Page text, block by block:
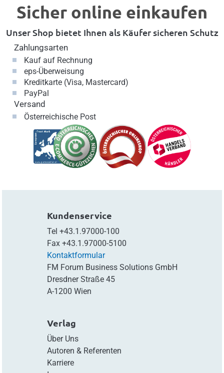
Sicher online einkaufen
Unser Shop bietet Ihnen als Käufer sicheren Schutz
Zahlungsarten
Kauf auf Rechnung
eps-Überweisung
Kreditkarte (Visa, Mastercard)
PayPal
Versand
Österreichische Post
Kundenservice
Tel +43.1.97000-100
Fax +43.1.97000-5100
Kontaktformular
FM Forum Business Solutions GmbH
Dresdner Straße 45
A-1200 Wien
Verlag
Über Uns
Autoren & Referenten
Karriere